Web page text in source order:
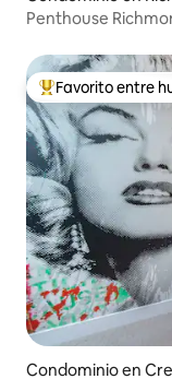
Penthouse
De los mejores en
Favorito entre
Condominio en